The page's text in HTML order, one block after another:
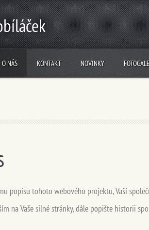
O NÁS KONTAKT NOVINKY
popisu tohoto webového projektu, Vaší
na Vaše silné stránky, dále popište historii